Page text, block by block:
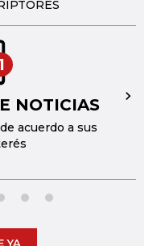
NOTICIAS
acuerdo a sus
→
YA